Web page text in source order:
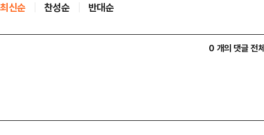
최신순 찬성순 반대순
0 개의 댓글 전